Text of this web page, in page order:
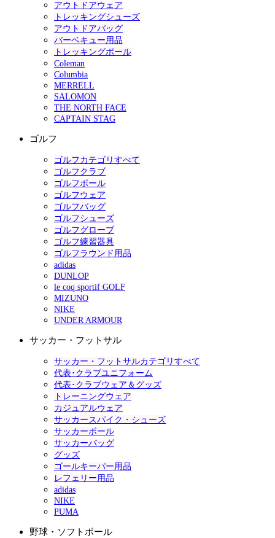
アウトドアウェア
トレッキングシューズ
アウトドアバッグ
バーベキュー用品
トレッキングポール
Coleman
Columbia
MERRELL
SALOMON
THE NORTH FACE
CAPTAIN STAG
ゴルフ
ゴルフカテゴリすべて
ゴルフクラブ
ゴルフボール
ゴルフウェア
ゴルフバッグ
ゴルフシューズ
ゴルフグローブ
ゴルフ練習器具
ゴルフラウンド用品
adidas
DUNLOP
le coq sportif GOLF
MIZUNO
NIKE
UNDER ARMOUR
サッカー・フットサル
サッカー・フットサルカテゴリすべて
代表･クラブユニフォーム
代表･クラブウェア＆グッズ
トレーニングウェア
カジュアルウェア
サッカースパイク・シューズ
サッカーボール
サッカーバッグ
グッズ
ゴールキーパー用品
レフェリー用品
adidas
NIKE
PUMA
野球・ソフトボール